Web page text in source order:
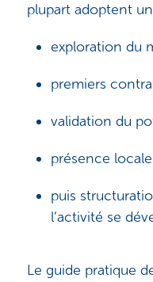
plupart adoptent
exploration du
premiers
validation du
présence
puis
l’activité se
Le guide pratique